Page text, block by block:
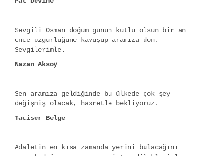
Sevgili Osman doğum günün kutlu olsun bir an
önce özgürlüğüne kavuşup aramıza dön.
Sevgilerimle.
Nazan Aksoy
Sen aramıza geldiğinde bu ülkede çok şey
değişmiş olacak, hasretle bekliyoruz.
Taciser Belge
Adaletin en kısa zamanda yerini bulacağını